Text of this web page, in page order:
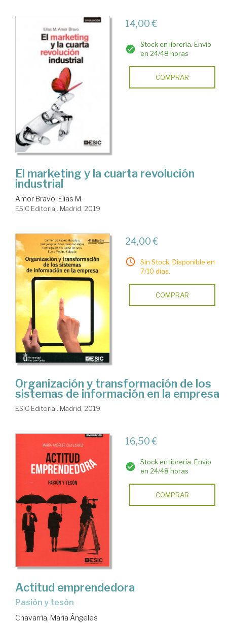
14,00 €
Stock en librería. Envío
en 24/48 horas
COMPRAR
El marketing y la cuarta revolución
industrial
Amor Bravo, Elías M.
ESIC Editorial. Madrid, 2019
24,00 €
Sin Stock. Disponible en
7/10 días.
COMPRAR
Organización y transformación de los
sistemas de información en la empresa
ESIC Editorial. Madrid, 2019
16,50 €
Stock en librería. Envío
en 24/48 horas
COMPRAR
Actitud emprendedora
pasión y tesón
Chavarría, María Ángeles